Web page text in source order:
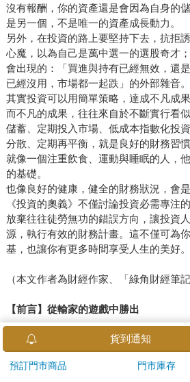
沒有報酬，你的資產還是會因為自身的
是另一個，不是唯一的資產成長動力。
另外，在投資的路上要堅持下去，抗拒
心魔，以為自己是萬中選一的選股奇才
會出現的：「買進與持有已經無效，還
已經沒用，市場都一起跌」的外部雜音。
其實投資可以用簡單策略，達成不凡成果
而不凡的成果，往往來自於不斷實行看
儲蓄、定期投入市場、低成本指數化投
分散、定期再平衡，就是良好的財務習慣
就像一個注重飲食、運動與睡眠的人，
的基礎。
也像良好的健康，健全的財務狀況，會
《投資的奧義》不僅討論投資必需專注
放棄往往徒勞無功的錯誤方向，讓投資
源，執行有效的財務計畫。這不僅可為
基，也讓你有更多時間享受人生的美好。
（本文作者為財經作家、「綠角財經筆
【前言】從輸家的遊戲中勝出
我們兩人共累積112年的研究和實戰經驗
希望自己能早一點知道的投資奧義。雖
師，但也必須繳出高昂學費。我們的目